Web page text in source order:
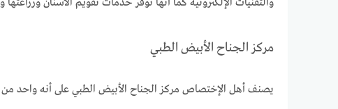
مركز الجناح الأبيض الطبي
يصنف أهل الإختصاص مركز الجناح الأبيض الطبي على أنه واحد من